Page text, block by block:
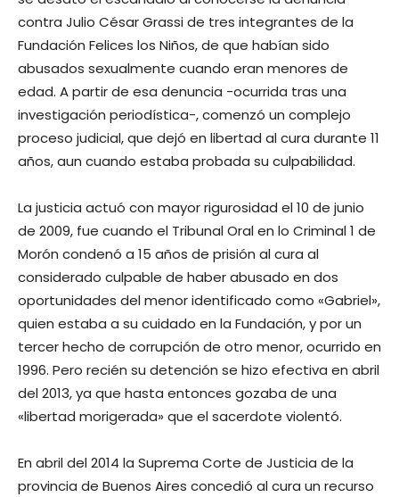
contra Julio César Grassi de tres integrantes de la
Fundación Felices los Niños, de que habían sido
abusados sexualmente cuando eran menores de
edad. A partir de esa denuncia -ocurrida tras una
investigación periodística-, comenzó un complejo
proceso judicial, que dejó en libertad al cura durante 11
años, aun cuando estaba probada su culpabilidad.
La justicia actuó con mayor rigurosidad el 10 de junio
de 2009, fue cuando el Tribunal Oral en lo Criminal 1 de
Morón condenó a 15 años de prisión al cura al
considerado culpable de haber abusado en dos
oportunidades del menor identificado como «Gabriel»,
quien estaba a su cuidado en la Fundación, y por un
tercer hecho de corrupción de otro menor, ocurrido en
1996. Pero recién su detención se hizo efectiva en abril
del 2013, ya que hasta entonces gozaba de una
«libertad morigerada» que el sacerdote violentó.
En abril del 2014 la Suprema Corte de Justicia de la
provincia de Buenos Aires concedió al cura un recurso